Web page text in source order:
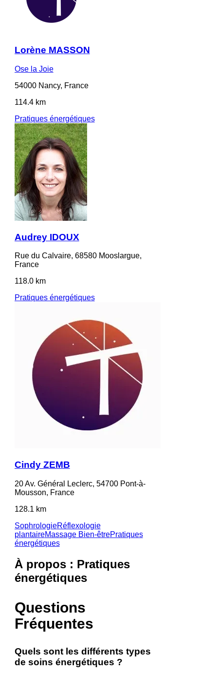
Lorène MASSON
Ose la Joie
54000 Nancy, France
114.4 km
Pratiques énergétiques
Audrey IDOUX
Rue du Calvaire, 68580 Mooslargue,
France
118.0 km
Pratiques énergétiques
Cindy ZEMB
20 Av. Général Leclerc, 54700 Pont-à-
Mousson, France
128.1 km
SophrologieRéflexologie
plantaireMassage Bien-êtrePratiques
énergétiques
À propos : Pratiques
énergétiques
Questions
Fréquentes
Quels sont les différents types
de soins énergétiques ?